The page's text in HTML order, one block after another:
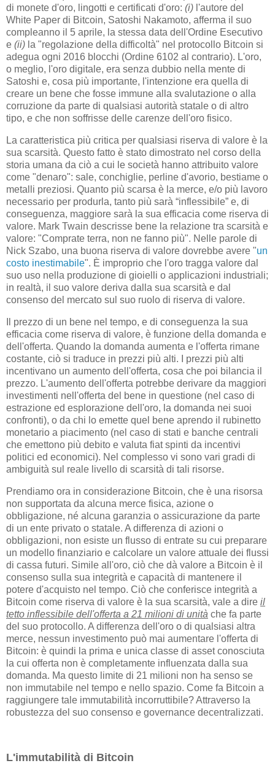
di monete d'oro, lingotti e certificati d'oro: (i) l'autore del
White Paper di Bitcoin, Satoshi Nakamoto, afferma il suo
compleanno il 5 aprile, la stessa data dell'Ordine Esecutivo
e (ii) la "regolazione della difficoltà" nel protocollo Bitcoin si
adegua ogni 2016 blocchi (Ordine 6102 al contrario). L'oro,
o meglio, l'oro digitale, era senza dubbio nella mente di
Satoshi e, cosa più importante, l'intenzione era quella di
creare un bene che fosse immune alla svalutazione o alla
corruzione da parte di qualsiasi autorità statale o di altro
tipo, e che non soffrisse delle carenze dell'oro fisico.
La caratteristica più critica per qualsiasi riserva di valore è la
sua scarsità. Questo fatto è stato dimostrato nel corso della
storia umana da ciò a cui le società hanno attribuito valore
come "denaro": sale, conchiglie, perline d'avorio, bestiame o
metalli preziosi. Quanto più scarsa è la merce, e/o più lavoro
necessario per produrla, tanto più sarà “inflessibile” e, di
conseguenza, maggiore sarà la sua efficacia come riserva di
valore. Mark Twain descrisse bene la relazione tra scarsità e
valore: "Comprate terra, non ne fanno più". Nelle parole di
Nick Szabo, una buona riserva di valore dovrebbe avere "un
costo inestimabile". È improprio che l'oro tragga valore dal
suo uso nella produzione di gioielli o applicazioni industriali;
in realtà, il suo valore deriva dalla sua scarsità e dal
consenso del mercato sul suo ruolo di riserva di valore.
Il prezzo di un bene nel tempo, e di conseguenza la sua
efficacia come riserva di valore, è funzione della domanda e
dell'offerta. Quando la domanda aumenta e l'offerta rimane
costante, ciò si traduce in prezzi più alti. I prezzi più alti
incentivano un aumento dell'offerta, cosa che poi bilancia il
prezzo. L'aumento dell'offerta potrebbe derivare da maggiori
investimenti nell'offerta del bene in questione (nel caso di
estrazione ed esplorazione dell'oro, la domanda nei suoi
confronti), o da chi lo emette quel bene aprendo il rubinetto
monetario a piacimento (nel caso di stati e banche centrali
che emettono più debito e valuta fiat spinti da incentivi
politici ed economici). Nel complesso vi sono vari gradi di
ambiguità sul reale livello di scarsità di tali risorse.
Prendiamo ora in considerazione Bitcoin, che è una risorsa
non supportata da alcuna merce fisica, azione o
obbligazione, né alcuna garanzia o assicurazione da parte
di un ente privato o statale. A differenza di azioni o
obbligazioni, non esiste un flusso di entrate su cui preparare
un modello finanziario e calcolare un valore attuale dei flussi
di cassa futuri. Simile all'oro, ciò che dà valore a Bitcoin è il
consenso sulla sua integrità e capacità di mantenere il
potere d'acquisto nel tempo. Ciò che conferisce integrità a
Bitcoin come riserva di valore è la sua scarsità, vale a dire il
tetto inflessibile dell'offerta a 21 milioni di unità che fa parte
del suo protocollo. A differenza dell'oro o di qualsiasi altra
merce, nessun investimento può mai aumentare l'offerta di
Bitcoin: è quindi la prima e unica classe di asset conosciuta
la cui offerta non è completamente influenzata dalla sua
domanda. Ma questo limite di 21 milioni non ha senso se
non immutabile nel tempo e nello spazio. Come fa Bitcoin a
raggiungere tale immutabilità incorruttibile? Attraverso la
robustezza del suo consenso e governance decentralizzati.
L'immutabilità di Bitcoin